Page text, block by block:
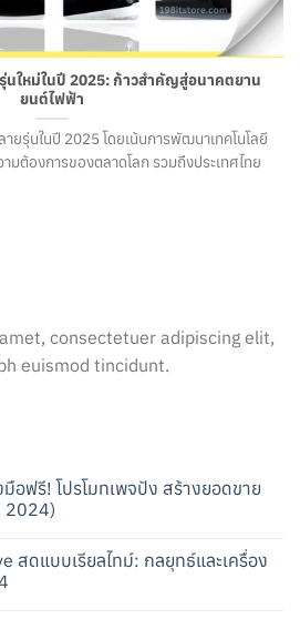
นใหม่ในปี 2025: ก้าวสำคัญสู่อนาคตยาน
ยนต์ไฟฟ้า
ยรุ่นในปี 2025 โดยเน้นการพัฒนาเทคโนโลยี
มต้องการของตลาดโลก รวมถึงประเทศไทย
consectetuer adipiscing elit,
euismod tincidunt.
อฟรี! โปรโมทเพจปัง สร้างยอดขาย
2024)
สดแบบเรียลไทม์: กลยุทธ์และเครื่อง